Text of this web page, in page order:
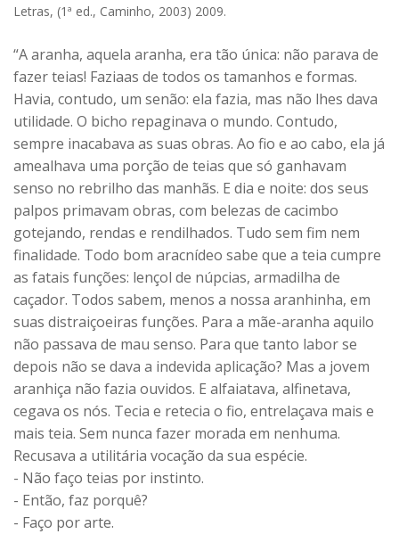
Letras, (1ª ed., Caminho, 2003) 2009.
“A aranha, aquela aranha, era tão única: não parava de
fazer teias! Faziaas de todos os tamanhos e formas.
Havia, contudo, um senão: ela fazia, mas não lhes dava
utilidade. O bicho repaginava o mundo. Contudo,
sempre inacabava as suas obras. Ao fio e ao cabo, ela já
amealhava uma porção de teias que só ganhavam
senso no rebrilho das manhãs. E dia e noite: dos seus
palpos primavam obras, com belezas de cacimbo
gotejando, rendas e rendilhados. Tudo sem fim nem
finalidade. Todo bom aracnídeo sabe que a teia cumpre
as fatais funções: lençol de núpcias, armadilha de
caçador. Todos sabem, menos a nossa aranhinha, em
suas distraiçoeiras funções. Para a mãe-aranha aquilo
não passava de mau senso. Para que tanto labor se
depois não se dava a indevida aplicação? Mas a jovem
aranhiça não fazia ouvidos. E alfaiatava, alfinetava,
cegava os nós. Tecia e retecia o fio, entrelaçava mais e
mais teia. Sem nunca fazer morada em nenhuma.
Recusava a utilitária vocação da sua espécie.
- Não faço teias por instinto.
- Então, faz porquê?
- Faço por arte.